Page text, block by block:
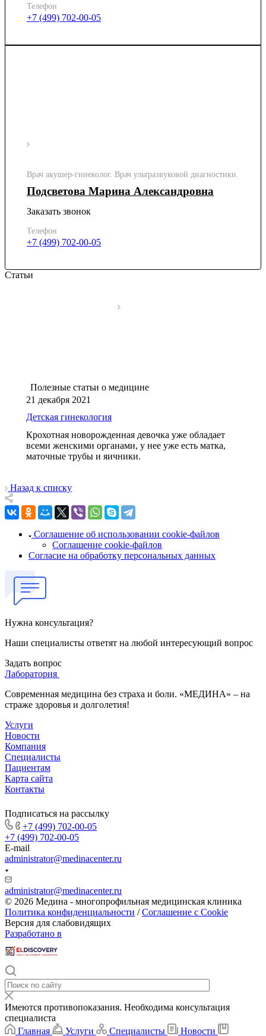
Телефон
+7 (499) 702-00-05
Врач акушер-гинеколог. Врач ультразвуковой диагностики.
Подсветова Марина Александровна
Заказать звонок
Телефон
+7 (499) 702-00-05
Статьи
Полезные статьи о медицине
21 декабря 2021
Детская гинекология
Крохотная новорожденная девочка уже обладает
всеми женскими органами, у нее уже есть матка,
маточные трубы и яичники.
Назад к списку
Соглашение об использовании cookie-файлов
Соглашение cookie-файлов
Согласие на обработку персональных данных
Нужна консультация?
Наши специалисты ответят на любой интересующий вопрос
Задать вопрос
Лаборатория
Современная медицина без страха и боли. «МЕДИНА» – на
страже здоровья и долголетия!
Услуги
Новости
Компания
Специалисты
Пациентам
Карта сайта
Контакты
Подписаться на рассылку
+7 (499) 702-00-05
+7 (499) 702-00-05
E-mail
administrator@medinacenter.ru
administrator@medinacenter.ru
© 2026 Медина - многопрофильная медицинская клиника
Политика конфиденциальности /Соглашение с Cookie
Версия для слабовидящих
Разработано в
Имеются противопоказания. Необходима консультация
специалиста
Главная
Услуги Специалисты Новости